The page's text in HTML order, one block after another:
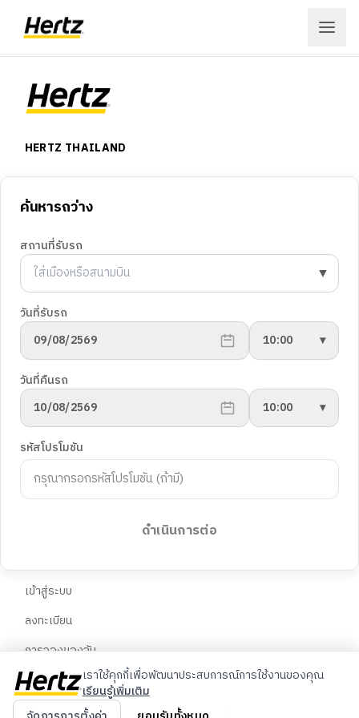
จอง
ลูกค้าองค์กร
สถานที่
ข้อเสนอ
ยานพาหนะ
พันธมิตร
Blog
ภาษา
🇬🇧English
🇨🇳中文
ค้นหารถว่าง
สถานที่รับรถ
▼
วันที่รับรถ
09/08/2569
10:00 ▾
วันที่คืนรถ
10/08/2569
10:00 ▾
รหัสโปรโมชัน
ดำเนินการต่อ
HERTZ THAILAND
การจองรถ
สถานที่ให้บริการ
เงื่อนไขในการให้บริการ
Hertz Fun Club
เกี่ยวกับเฮิร์ซ
ประวัติบริษัทฯ
นโยบายความเป็นส่วนตัว
การตั้งค่าคุกกี้
ฝ่ายสนับสนุนลูกค้า
คำถามที่พบบ่อย
ติดต่อเรา
เข้าสู่ระบบ
ลงทะเบียน
การจองของฉัน
© 2026 Hertz ประเทศไทย สงวนลิขสิทธิ์
เราใช้คุกกี้เพื่อพัฒนาประสบการณ์การใช้งานของคุณ
เรียนรู้เพิ่มเติม